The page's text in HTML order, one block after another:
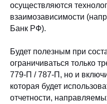
осуществляются
взаимозависимости
Банк РФ).
Будет полезным при
ограничиваться только
779-П / 787-П, но и
которая будет
отчетности,